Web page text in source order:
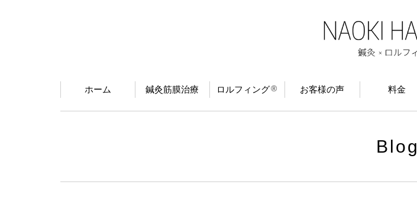
ホーム 鍼灸筋膜治療 ロルフィング® お客様の声 料金
Blog